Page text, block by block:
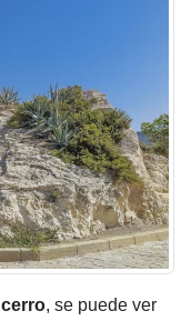
cerro, se puede ver